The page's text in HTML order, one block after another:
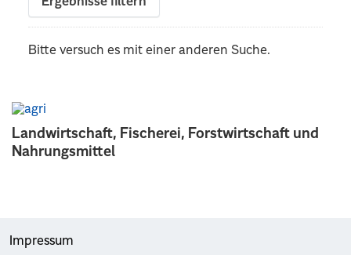
Landwirtschaft, Fischerei, Forstwirtschaft und
Nahrungsmittel
Bitte versuch es mit einer anderen Suche.
Impressum